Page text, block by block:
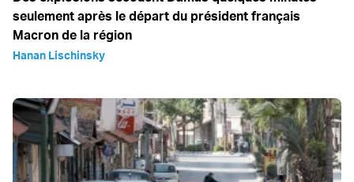
seulement après le départ du président français
Macron de la région
Hanan Lischinsky